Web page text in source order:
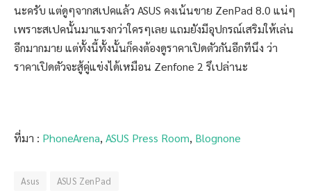
นะครับ แต่ดูๆจากสเปคแล้ว ASUS คงเน้นขาย ZenPad 8.0 แน่ๆ
เพราะสเปคนั้นมาแรงกว่าใครๆเลย แถมยังมีอุปกรณ์เสริมให้เล่น
อีกมากมาย แต่ทั้งนี้ทั้งนั้นก็คงต้องดูราคาเปิดตัวกันอีกทีนึง ว่า
ราคาเปิดตัวจะสู้คู่แข่งได้เหมือน Zenfone 2 รึเปล่านะ
ที่มา : PhoneArena,ASUS Press Room, Blognone
Asus ASUS ZenPad